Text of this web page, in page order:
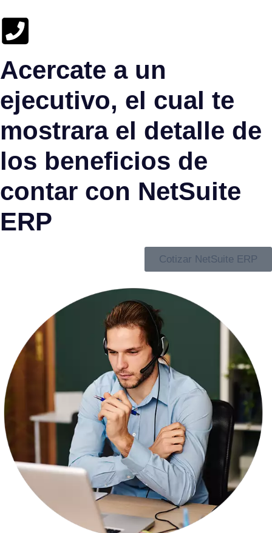
Acercate a un
ejecutivo, el cual te
mostrara el detalle de
los beneficios de
contar con NetSuite
ERP
Cotizar NetSuite ERP